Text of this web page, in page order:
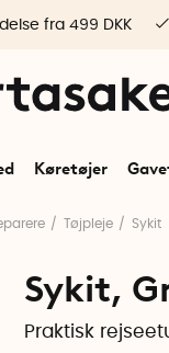
Køretøjer
fra 499 DKK
Tøjpleje Sykit
Sykit,
Praktisk